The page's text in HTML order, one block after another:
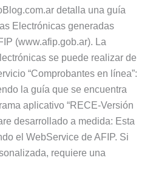
detalla una guía
Electrónicas generadas
(www.afip.gob.ar). La
se puede realizar de
“Comprobantes en línea”:
la guía que se encuentra
aplicativo “RECE-Versión
desarrollado a medida: Esta
el WebService de AFIP. Si
requiere una